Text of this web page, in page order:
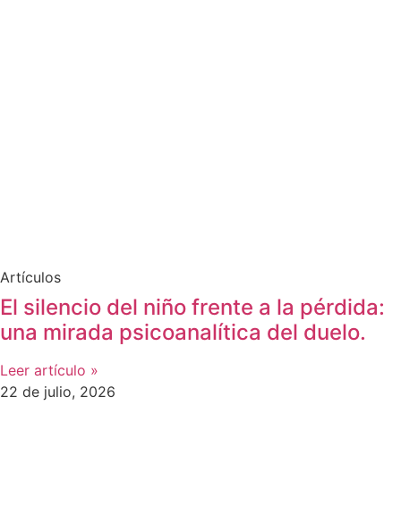
Artículos
El silencio del niño frente a la pérdida:
una mirada psicoanalítica del duelo.
Leer artículo »
22 de julio, 2026